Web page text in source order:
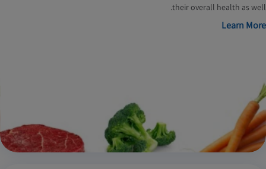
their overall health as well.
Learn More